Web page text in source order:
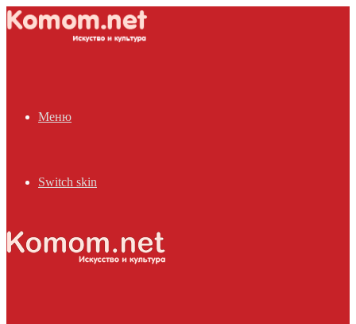
Меню
Switch skin